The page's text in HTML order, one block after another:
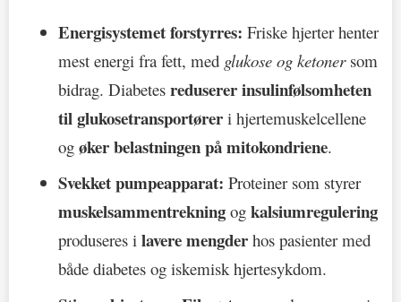
Energisystemet forstyrres: Friske hjerter henter
mest energi fra fett, med glukose og ketonersom
bidrag. Diabetes reduserer insulinfølsomheten
til glukosetransportører i hjertemuskelcellene
og øker belastningen på mitokondriene.
Svekket pumpeapparat: Proteiner som styrer
muskelsammentrekning og kalsiumregulering
produseres i lavere mengder hos pasienter med
både diabetes og iskemisk hjertesykdom.